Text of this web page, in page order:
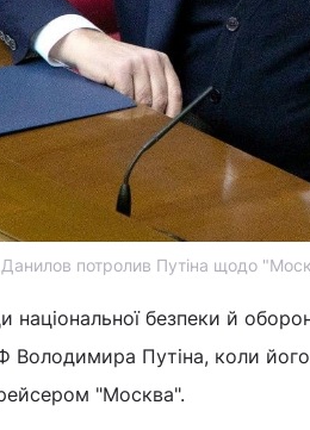
Данилов потролив Путіна щодо
національної безпеки й
Володимира Путіна, коли
"Москва".